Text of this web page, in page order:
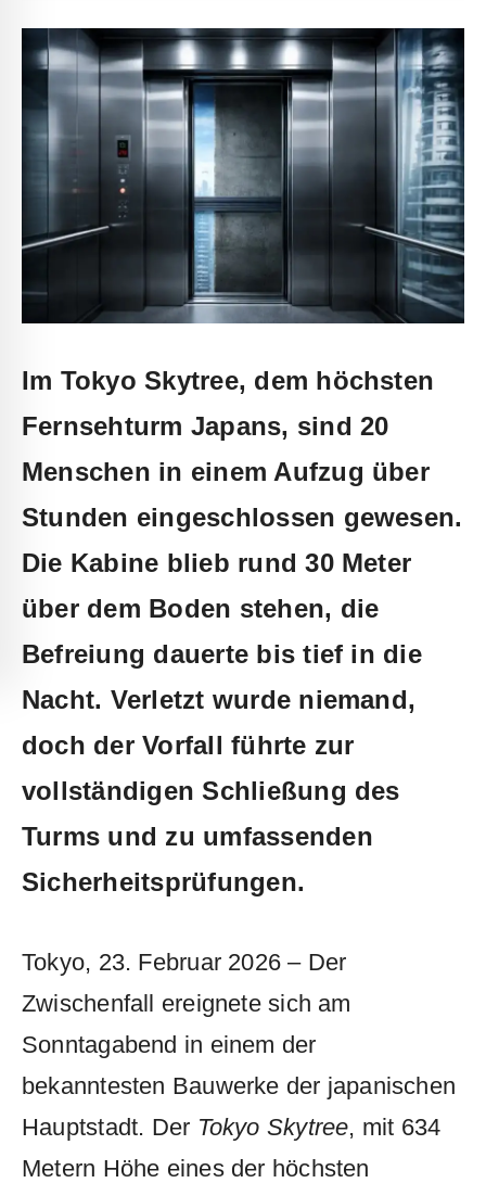
Im Tokyo Skytree, dem höchsten
Fernsehturm Japans, sind 20
Menschen in einem Aufzug über
Stunden eingeschlossen gewesen.
Die Kabine blieb rund 30 Meter
über dem Boden stehen, die
Befreiung dauerte bis tief in die
Nacht. Verletzt wurde niemand,
doch der Vorfall führte zur
vollständigen Schließung des
Turms und zu umfassenden
Sicherheitsprüfungen.
Tokyo, 23. Februar 2026 – Der
Zwischenfall ereignete sich am
Sonntagabend in einem der
bekanntesten Bauwerke der japanischen
Hauptstadt. Der Tokyo Skytree, mit 634
Metern Höhe eines der höchsten